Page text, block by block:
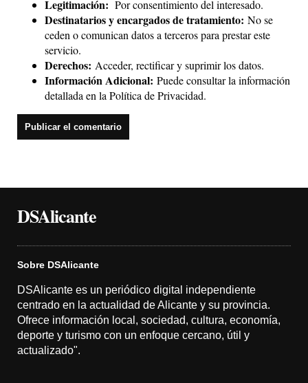
Legitimación: Por consentimiento del interesado.
Destinatarios y encargados de tratamiento: No se
ceden o comunican datos a terceros para prestar este
servicio.
Derechos: Acceder, rectificar y suprimir los datos.
Información Adicional: Puede consultar la información
detallada en la Política de Privacidad.
DSAlicante
Sobre DSAlicante
DSAlicante es un periódico digital independiente
centrado en la actualidad de Alicante y su provincia.
Ofrece información local, sociedad, cultura, economía,
deporte y turismo con un enfoque cercano, útil y
actualizado".